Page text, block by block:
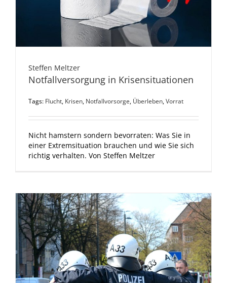
Steffen Meltzer
Notfallversorgung in Krisensituationen
Tags: Flucht, Krisen, Notfallvorsorge, Überleben,Vorrat
Nicht hamstern sondern bevorraten: Was Sie in
einer Extremsituation brauchen und wie Sie sich
richtig verhalten. Von Steffen Meltzer